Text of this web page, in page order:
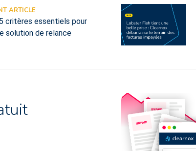
ARTICLE
critères essentiels pour
solution de relance